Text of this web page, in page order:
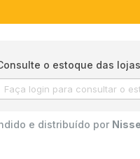
o estoque das
e distribuído por